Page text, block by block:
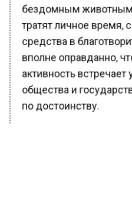
бездомным
тратят личное время,
средства в
вполне оправданно,
активность
общества и
по достоинству.